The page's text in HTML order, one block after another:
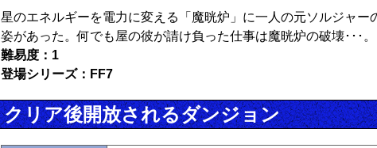
星のエネルギーを電力に変える「魔晄炉」に一人の元ソルジャー
姿があった。何でも屋の彼が請け負った仕事は魔晄炉の破壊･･･。
難易度：1
登場シリーズ：FF7
クリア後開放されるダンジョン